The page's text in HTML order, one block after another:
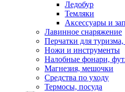
Ледобур
Темляки
Аксессуары и
Лавинное снаряжение
Перчатки для
Ножи и инструменты
Налобные фонари,
Магнезия, мешочки
Средства по уходу
Термосы, посуда